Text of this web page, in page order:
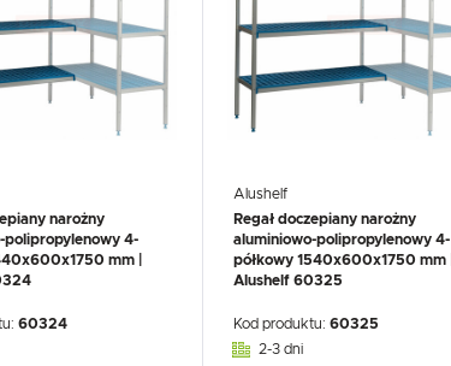
narożny
polipropylenowy 4-
mm |
60324
Alushelf
Regał doczepiany narożny
aluminiowo-polipropylenowy 4-
półkowy 1540x600x1750 mm |
Alushelf 60325
Kod produktu: 60325
2-3 dni